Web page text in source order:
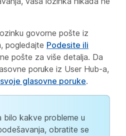
govorne pošte iz
pogledajte Podesite ili
pošte za više detalja. Da
poruke iz User Hub-a,
glasovne poruke.
bilo kakve probleme u
obratite se